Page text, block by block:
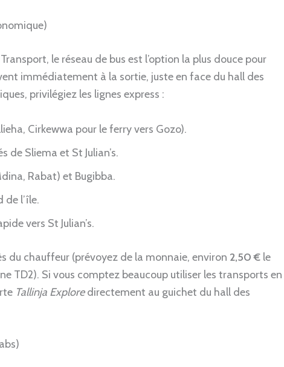
le réseau de bus est l’option la plus douce pour
immédiatement à la sortie, juste en face du hall des
privilégiez les lignes express :
Cirkewwa pour le ferry vers Gozo).
de Sliema et St Julian’s.
Rabat) et Bugibba.
de l’île.
vers St Julian’s.
du chauffeur (prévoyez de la monnaie, environ 2,50 € le
TD2). Si vous comptez beaucoup utiliser les transports en
Tallinja Exploredirectement au guichet du hall des